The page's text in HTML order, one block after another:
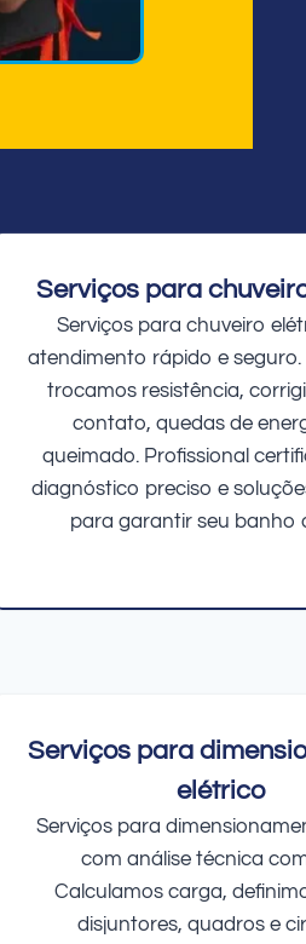
Serviços para
Serviços para chuveiro
atendimento rápido e seguro.
trocamos resistência,
contato, quedas de
queimado. Profissional
diagnóstico preciso e
para garantir seu banho
Serviços para
elétrico
Serviços para
com análise técnica
Calculamos carga,
disjuntores, quadros e